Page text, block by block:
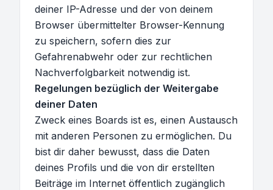
deiner IP-Adresse und der von deinem
Browser übermittelter Browser-Kennung
zu speichern, sofern dies zur
Gefahrenabwehr oder zur rechtlichen
Nachverfolgbarkeit notwendig ist.
Regelungen bezüglich der Weitergabe
deiner Daten
Zweck eines Boards ist es, einen Austausch
mit anderen Personen zu ermöglichen. Du
bist dir daher bewusst, dass die Daten
deines Profils und die von dir erstellten
Beiträge im Internet öffentlich zugänglich